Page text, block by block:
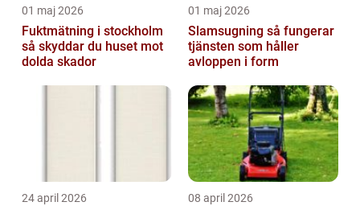
01 maj 2026
Fuktmätning i stockholm
så skyddar du huset mot
dolda skador
01 maj 2026
Slamsugning så fungerar
tjänsten som håller
avloppen i form
24 april 2026 08 april 2026